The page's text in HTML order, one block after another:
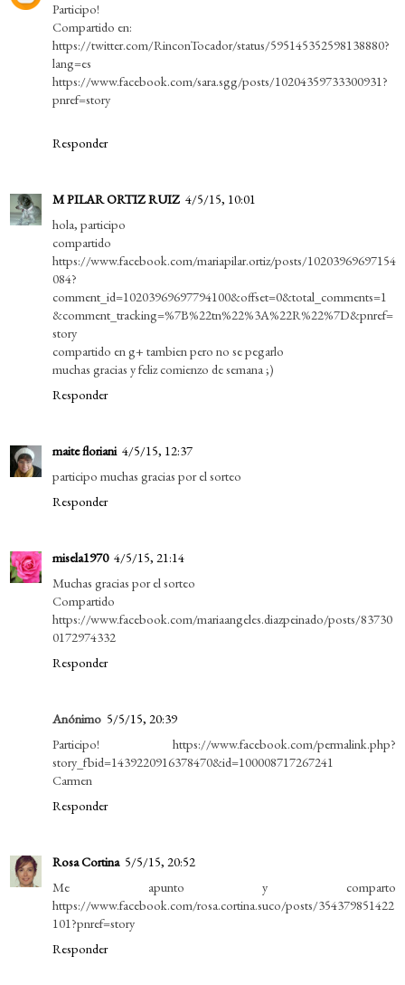
Participo!
Compartido en:
https://twitter.com/RinconTocador/status/595145352598138880?
lang=es
https://www.facebook.com/sara.sgg/posts/10204359733300931?
pnref=story
Responder
M PILAR ORTIZ RUIZ 4/5/15, 10:01
hola, participo
compartido
https://www.facebook.com/mariapilar.ortiz/posts/10203969697154
084?
comment_id=10203969697794100&offset=0&total_comments=1
&comment_tracking=%7B%22tn%22%3A%22R%22%7D&pnref=
story
compartido en g+ tambien pero no se pegarlo
muchas gracias y feliz comienzo de semana ;)
Responder
maite floriani 4/5/15, 12:37
participo muchas gracias por el sorteo
Responder
misela1970 4/5/15, 21:14
Muchas gracias por el sorteo
Compartido
https://www.facebook.com/mariaangeles.diazpeinado/posts/83730
0172974332
Responder
Anónimo 5/5/15, 20:39
Participo! https://www.facebook.com/permalink.php?
story_fbid=1439220916378470&id=100008717267241
Carmen
Responder
Rosa Cortina 5/5/15, 20:52
Me apunto y comparto
https://www.facebook.com/rosa.cortina.suco/posts/354379851422
101?pnref=story
Responder